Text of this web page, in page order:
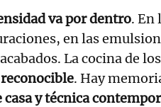
va por dentro. En
en las
La cocina de
. Hay
casa y técnica